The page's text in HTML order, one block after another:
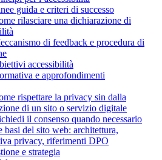
guida e criteri di successo
rilasciare una dichiarazione di
di feedback e procedura di
accessibilità
e approfondimenti
rispettare la privacy sin dalla
di un sito o servizio digitale
il consenso quando necessario
basi del sito web: architettura,
privacy, riferimenti DPO
e strategia